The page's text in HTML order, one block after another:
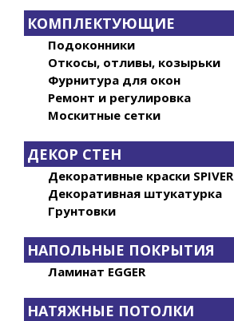
КОМПЛЕКТУЮЩИЕ
Подоконники
Откосы, отливы, козырьки
Фурнитура для окон
Ремонт и регулировка
Москитные сетки
ДЕКОР СТЕН
Декоративные краски SPIVER
Декоративная штукатурка
Грунтовки
НАПОЛЬНЫЕ ПОКРЫТИЯ
Ламинат EGGER
НАТЯЖНЫЕ ПОТОЛКИ